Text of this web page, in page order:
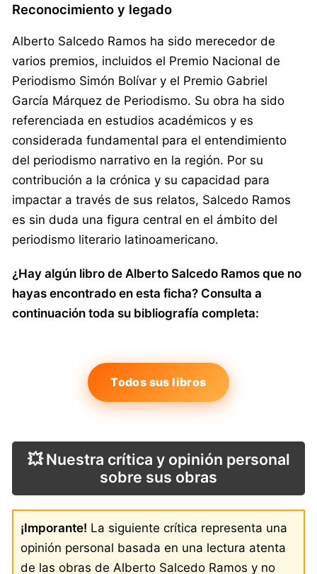
Reconocimiento y legado
Alberto Salcedo Ramos ha sido merecedor de
varios premios, incluidos el Premio Nacional de
Periodismo Simón Bolívar y el Premio Gabriel
García Márquez de Periodismo. Su obra ha sido
referenciada en estudios académicos y es
considerada fundamental para el entendimiento
del periodismo narrativo en la región. Por su
contribución a la crónica y su capacidad para
impactar a través de sus relatos, Salcedo Ramos
es sin duda una figura central en el ámbito del
periodismo literario latinoamericano.
¿Hay algún libro de Alberto Salcedo Ramos que no
hayas encontrado en esta ficha? Consulta a
continuación toda su bibliografía completa:
Todos sus libros
💥 Nuestra crítica y opinión personal
sobre sus obras
¡Imporante! La siguiente crítica representa una
opinión personal basada en una lectura atenta
de las obras de Alberto Salcedo Ramos y no